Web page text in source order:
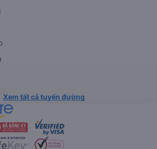
Xem tất cả tuyến đường